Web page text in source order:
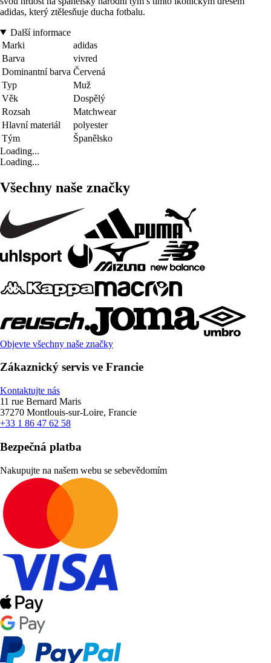
adidas, který ztělesňuje ducha fotbalu.
Další informace
Marki
adidas
Barva
vivred
Dominantní barva Červená
Typ
Muž
Věk
Dospělý
Rozsah
Matchwear
Hlavní materiál
polyester
Tým
Španělsko
Loading...
Loading...
Všechny naše značky
Objevte všechny naše značky
Zákaznický servis ve Francie
Kontaktujte nás
11 rue Bernard Maris
37270 Montlouis-sur-Loire, Francie
+33 1 86 47 62 58
Bezpečná platba
Nakupujte na našem webu se sebevědomím